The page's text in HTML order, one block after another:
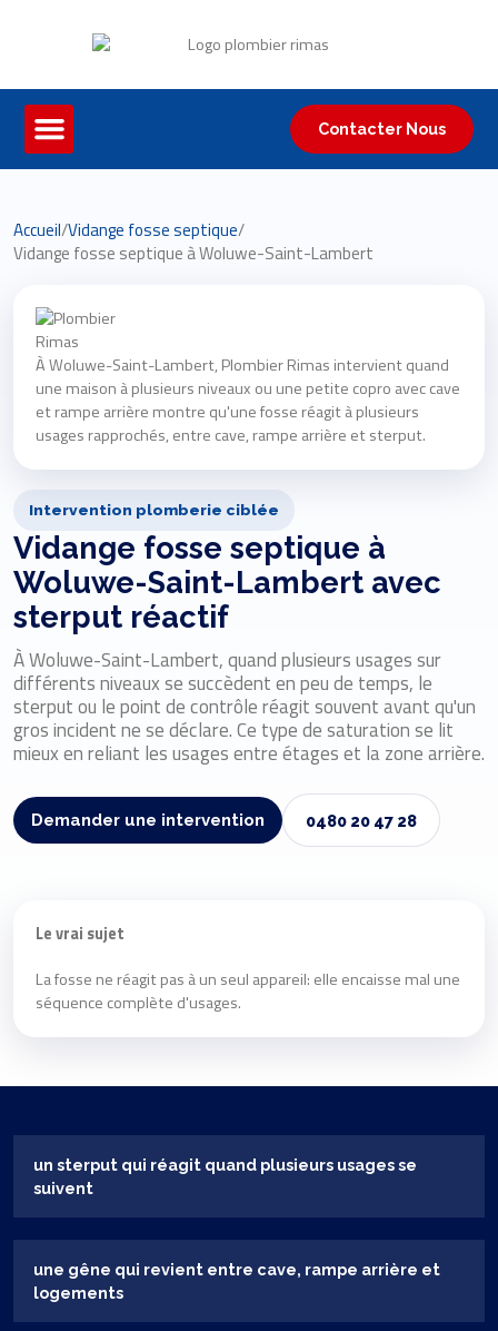
Contacter Nous
Accueil/Vidange fosse septique/
Vidange fosse septique à Woluwe-Saint-Lambert
À Woluwe-Saint-Lambert, Plombier Rimas intervient quand
une maison à plusieurs niveaux ou une petite copro avec cave
et rampe arrière montre qu'une fosse réagit à plusieurs
usages rapprochés, entre cave, rampe arrière et sterput.
Intervention plomberie ciblée
Vidange fosse septique à
Woluwe-Saint-Lambert avec
sterput réactif
À Woluwe-Saint-Lambert, quand plusieurs usages sur
différents niveaux se succèdent en peu de temps, le
sterput ou le point de contrôle réagit souvent avant qu'un
gros incident ne se déclare. Ce type de saturation se lit
mieux en reliant les usages entre étages et la zone arrière.
Demander une intervention 0480 20 47 28
Le vrai sujet
La fosse ne réagit pas à un seul appareil: elle encaisse mal une
séquence complète d'usages.
un sterput qui réagit quand plusieurs usages se
suivent
une gêne qui revient entre cave, rampe arrière et
logements